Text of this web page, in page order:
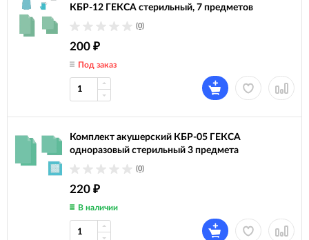
КБР-12 ГЕКСА стерильный, 7 предметов
(0)
200 ₽
Под заказ
Комплект акушерский КБР-05 ГЕКСА
одноразовый стерильный 3 предмета
(0)
220 ₽
В наличии